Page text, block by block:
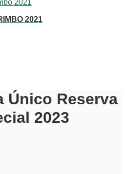
2021
Único Reserva
2023